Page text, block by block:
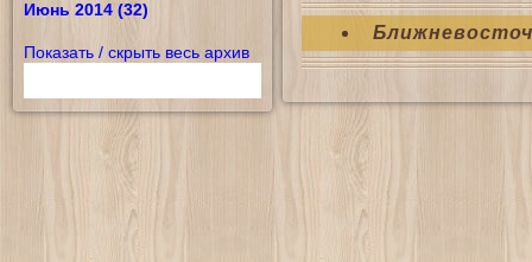
Июнь 2014 (32)
Показать / скрыть весь архив